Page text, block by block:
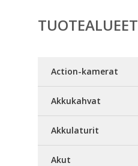
TUOTEALUEET
Action-kamerat
Akkukahvat
Akkulaturit
Akut